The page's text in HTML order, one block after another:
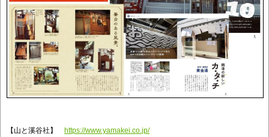
【山と溪谷社】 https://www.yamakei.co.jp/